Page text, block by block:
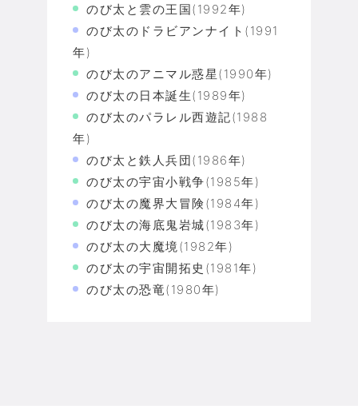
のび太と雲の王国(1992年)
のび太のドラビアンナイト(1991
年)
のび太のアニマル惑星(1990年)
のび太の日本誕生(1989年)
のび太のパラレル西遊記(1988
年)
のび太と鉄人兵団(1986年)
のび太の宇宙小戦争(1985年)
のび太の魔界大冒険(1984年)
のび太の海底鬼岩城(1983年)
のび太の大魔境(1982年)
のび太の宇宙開拓史(1981年)
のび太の恐竜(1980年)